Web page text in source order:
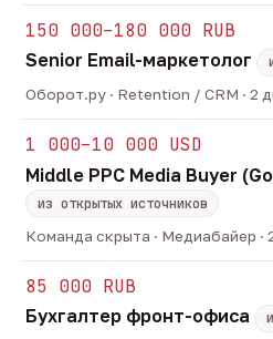
150 000–180 000 RUB
Senior Email-маркетолог
Оборот.ру · Retention / CRM · 2
1 000–10 000 USD
Middle PPC Media Buyer
из открытых источников
Команда скрыта · Медиабайер ·
85 000 RUB
Бухгалтер фронт-офиса